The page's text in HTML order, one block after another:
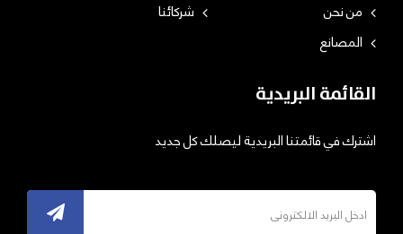
من نحن
شركائنا
المصانع
القائمة البريدية
اشترك في قائمتنا البريدية ليصلك كل جديد